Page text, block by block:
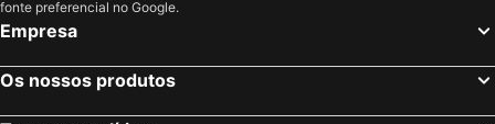
fonte preferencial no Google.
Empresa
Os nossos produtos